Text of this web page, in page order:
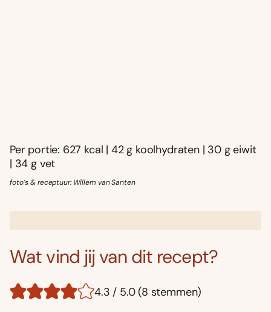
Per portie: 627 kcal | 42 g koolhydraten | 30 g eiwit
| 34 g vet
foto’s & receptuur: Willem van Santen
Wat vind jij van dit recept?
4.3 / 5.0 (8 stemmen)